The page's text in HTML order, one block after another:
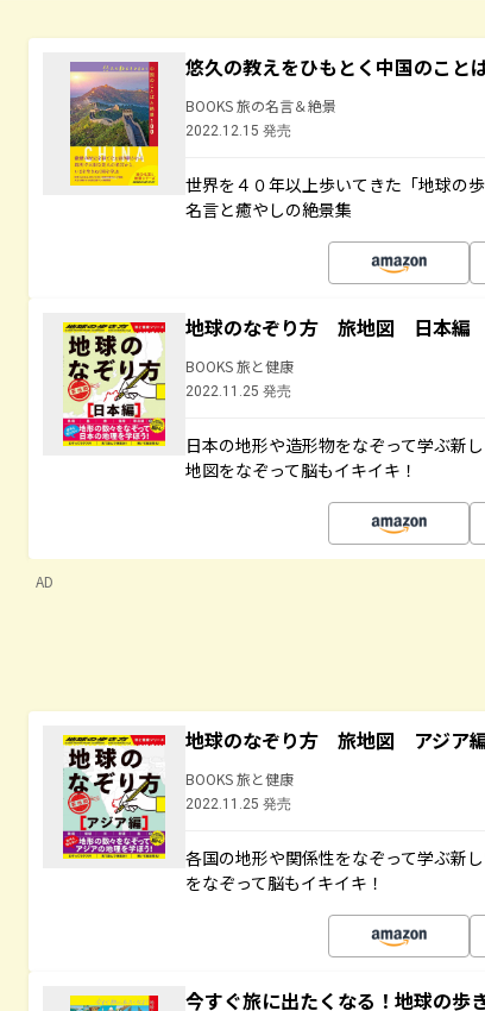
悠久の教えをひもとく中国のこと
BOOKS 旅の名言＆絶景
2022.12.15 発売
世界を４０年以上歩いてきた「地球の
名言と癒やしの絶景集
地球のなぞり方 旅地図 日本編
BOOKS 旅と健康
2022.11.25 発売
日本の地形や造形物をなぞって学ぶ新
地図をなぞって脳もイキイキ！
AD
地球のなぞり方 旅地図 アジア
BOOKS 旅と健康
2022.11.25 発売
各国の地形や関係性をなぞって学ぶ新
をなぞって脳もイキイキ！
今すぐ旅に出たくなる！地球の歩